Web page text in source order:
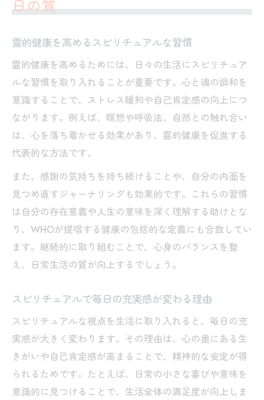
日の質
霊的健康を高めるスピリチュアルな習慣
霊的健康を高めるためには、日々の生活にスピリチュア
ルな習慣を取り入れることが重要です。心と魂の調和を
意識することで、ストレス緩和や自己肯定感の向上につ
ながります。例えば、瞑想や呼吸法、自然との触れ合い
は、心を落ち着かせる効果があり、霊的健康を促進する
代表的な方法です。
また、感謝の気持ちを持ち続けることや、自分の内面を
見つめ直すジャーナリングも効果的です。これらの習慣
は自分の存在意義や人生の意味を深く理解する助けとな
り、WHOが提唱する健康の包括的な定義にも合致してい
ます。継続的に取り組むことで、心身のバランスを整
え、日常生活の質が向上するでしょう。
スピリチュアルで毎日の充実感が変わる理由
スピリチュアルな視点を生活に取り入れると、毎日の充
実感が大きく変わります。その理由は、心の奥にある生
きがいや自己肯定感が高まることで、精神的な安定が得
られるためです。たとえば、日常の小さな喜びや意味を
意識的に見つけることで、生活全体の満足度が向上しま